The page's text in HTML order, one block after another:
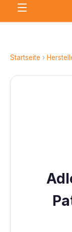
Startseite ›